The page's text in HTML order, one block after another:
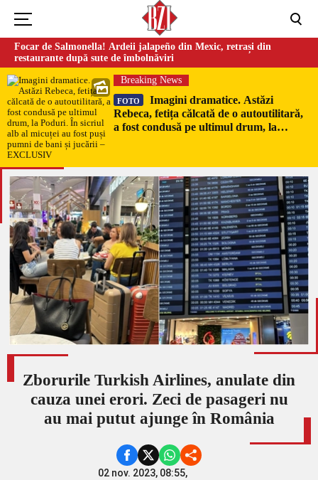
Focar de Salmonella! Ardeii jalapeño din Mexic, retrași din
restaurante după sute de îmbolnăviri
Breaking News
FOTO
Imagini dramatice. Astăzi
Rebeca, fetița călcată de o autoutilitară,
a fost condusă pe ultimul drum, la
EXCLUSIV
Zborurile Turkish Airlines, anulate din
cauza unei erori. Zeci de pasageri nu
au mai putut ajunge în România
02 nov. 2023, 08:55,